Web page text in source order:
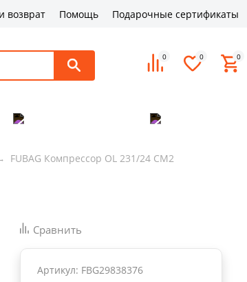
возврат Помощь Подарочные сертификаты
0 0 0
FUBAG Компрессор OL 231/24 CM2
Сравнить
Артикул: FBG29838376